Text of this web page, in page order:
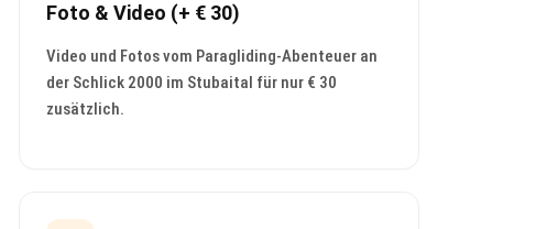
Foto & Video (+ € 30)
Video und Fotos vom Paragliding-Abenteuer an
der Schlick 2000 im Stubaital für nur € 30
zusätzlich.